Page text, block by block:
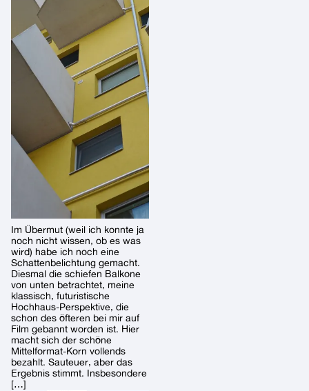
Im Übermut (weil ich konnte ja
noch nicht wissen, ob es was
wird) habe ich noch eine
Schattenbelichtung gemacht.
Diesmal die schiefen Balkone
von unten betrachtet, meine
klassisch, futuristische
Hochhaus-Perspektive, die
schon des öfteren bei mir auf
Film gebannt worden ist. Hier
macht sich der schöne
Mittelformat-Korn vollends
bezahlt. Sauteuer, aber das
Ergebnis stimmt. Insbesondere
[…]